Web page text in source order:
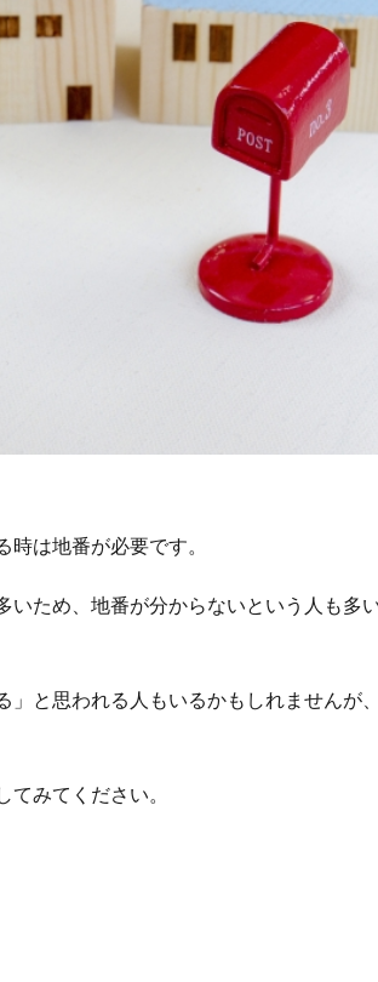
は地番が必要です。
ため、地番が分からないという人も多
」と思われる人もいるかもしれませんが
みてください。